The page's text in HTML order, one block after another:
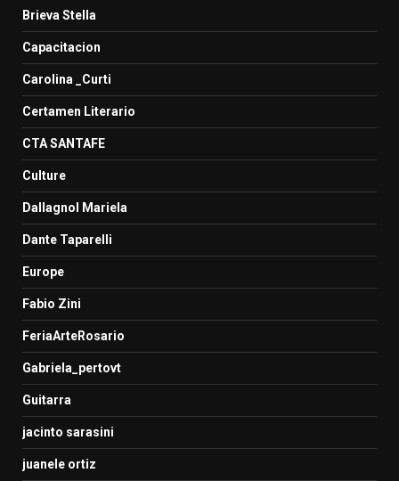
Brieva Stella
Capacitacion
Carolina _Curti
Certamen Literario
CTA SANTAFE
Culture
Dallagnol Mariela
Dante Taparelli
Europe
Fabio Zini
FeriaArteRosario
Gabriela_pertovt
Guitarra
jacinto sarasini
juanele ortiz